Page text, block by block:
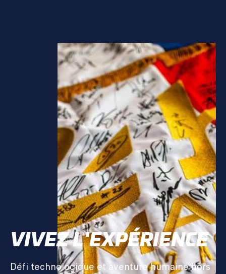
VIVEZ L'EXPÉRIENCE
Défi technologique et aventure humaine hors